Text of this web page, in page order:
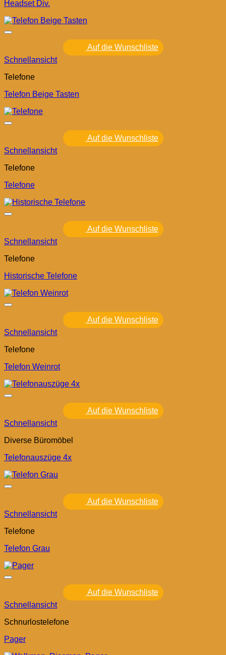
Headset Div.
Auf die Wunschliste
Schnellansicht
Telefone
Telefon Beige Tasten
Auf die Wunschliste
Schnellansicht
Telefone
Telefone
Auf die Wunschliste
Schnellansicht
Telefone
Historische Telefone
Auf die Wunschliste
Schnellansicht
Telefone
Telefon Weinrot
Auf die Wunschliste
Schnellansicht
Diverse Büromöbel
Telefonauszüge 4x
Auf die Wunschliste
Schnellansicht
Telefone
Telefon Grau
Auf die Wunschliste
Schnellansicht
Schnurlostelefone
Pager